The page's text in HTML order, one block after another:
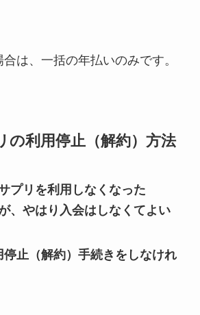
は、一括の年払いのみです。
の利用停止（解約）方法
プリを利用しなくなった
、やはり入会はしなくてよい
停止（解約）手続きをしなけれ